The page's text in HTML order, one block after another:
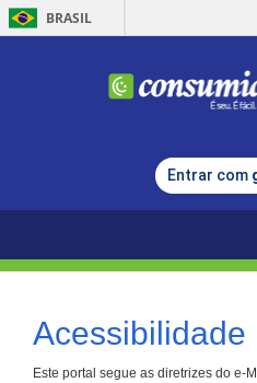
BRASIL
Entrar com
Acessibilidade
Este portal segue as diretrizes do e-